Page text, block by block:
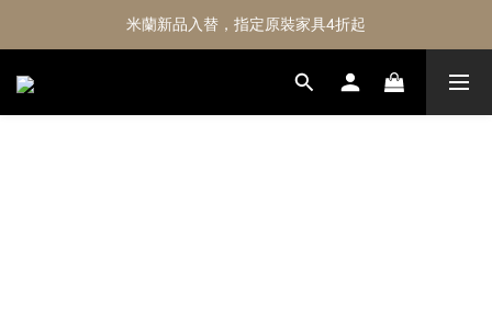
米蘭新品入替，指定原裝家具4折起